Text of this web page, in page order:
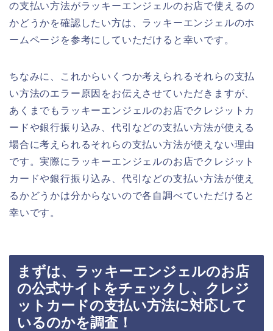
の支払い方法がラッキーエンジェルのお店で使えるの
かどうかを確認したい方は、ラッキーエンジェルのホ
ームページを参考にしていただけると幸いです。
ちなみに、これからいくつか考えられるそれらの支払
い方法のエラー原因をお伝えさせていただきますが、
あくまでもラッキーエンジェルのお店でクレジットカ
ードや銀行振り込み、代引などの支払い方法が使える
場合に考えられるそれらの支払い方法が使えない理由
です。実際にラッキーエンジェルのお店でクレジット
カードや銀行振り込み、代引などの支払い方法が使え
るかどうかは分からないので各自調べていただけると
幸いです。
まずは、ラッキーエンジェルのお店
の公式サイトをチェックし、クレジ
ットカードの支払い方法に対応して
いるのかを調査！